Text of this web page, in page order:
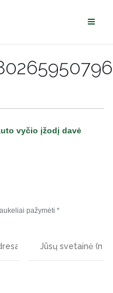
vyčio įžodį davė
pažymėti *